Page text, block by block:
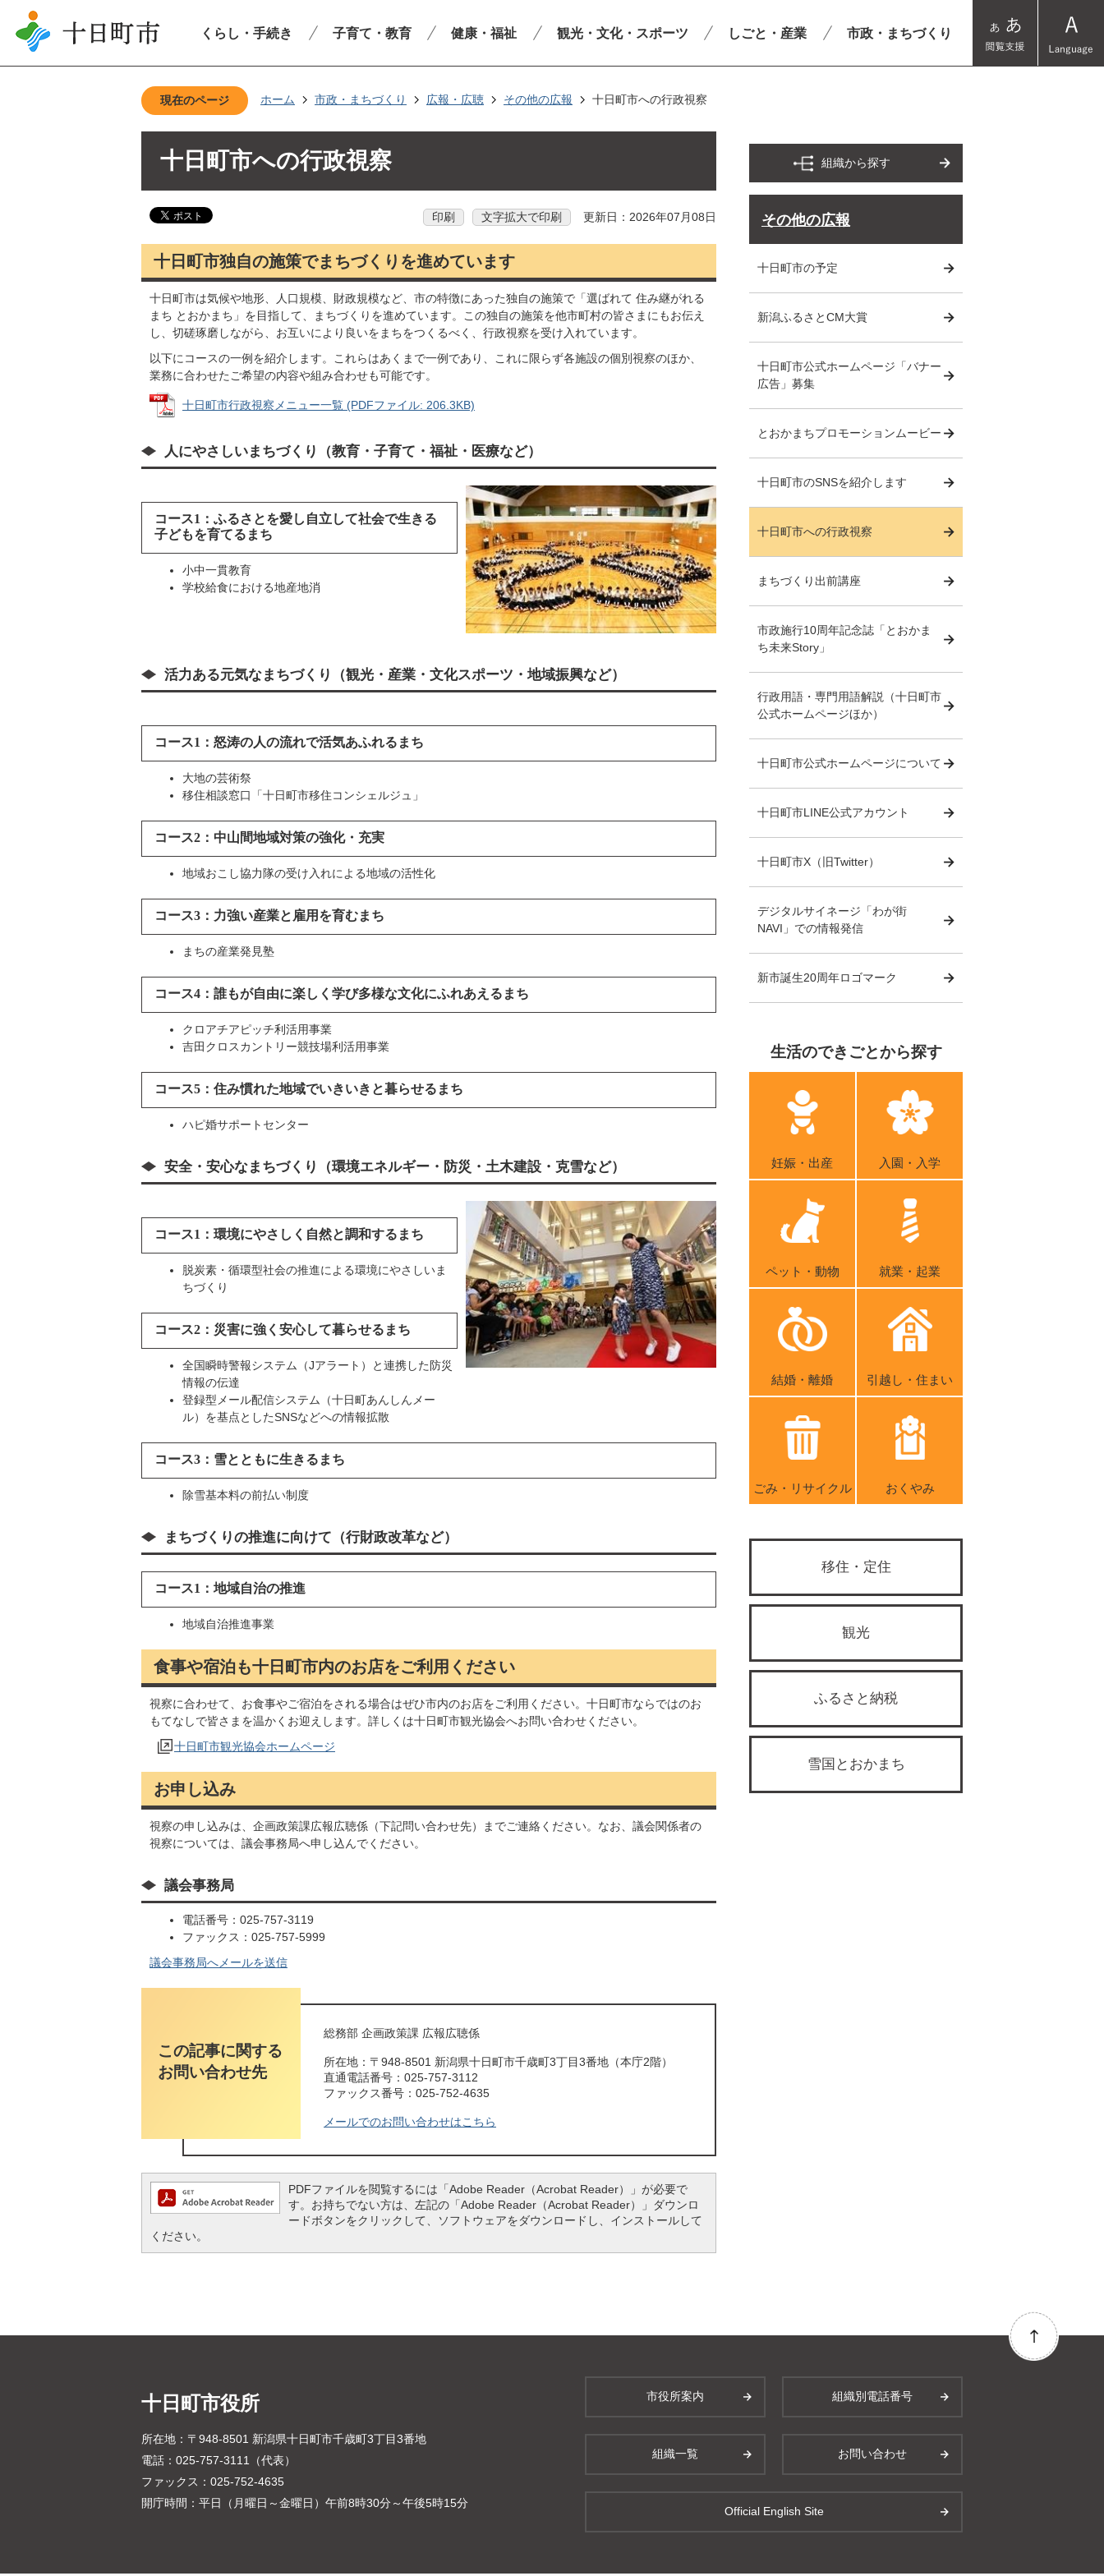
くらし・手続き 子育て・教育 健康・福祉 観光・文化・スポーツ しごと・産業 市政・まちづくり
現在のページ ホーム 市政・まちづくり 広報・広聴 その他の広報 十日町市への行政視察
十日町市への行政視察
印刷 文字拡大で印刷 更新日：2026年07月08日
十日町市独自の施策でまちづくりを進めています
十日町市は気候や地形、人口規模、財政規模など、市の特徴にあった独自の施策で「選ばれて 住み継がれる
まち とおかまち」を目指して、まちづくりを進めています。この独自の施策を他市町村の皆さまにもお伝え
し、切磋琢磨しながら、お互いにより良いをまちをつくるべく、行政視察を受け入れています。
以下にコースの一例を紹介します。これらはあくまで一例であり、これに限らず各施設の個別視察のほか、
業務に合わせたご希望の内容や組み合わせも可能です。
十日町市行政視察メニュー一覧 (PDFファイル: 206.3KB)
人にやさしいまちづくり（教育・子育て・福祉・医療など）
コース1：ふるさとを愛し自立して社会で生きる
子どもを育てるまち
小中一貫教育
学校給食における地産地消
活力ある元気なまちづくり（観光・産業・文化スポーツ・地域振興など）
コース1：怒涛の人の流れで活気あふれるまち
大地の芸術祭
移住相談窓口「十日町市移住コンシェルジュ」
コース2：中山間地域対策の強化・充実
地域おこし協力隊の受け入れによる地域の活性化
コース3：力強い産業と雇用を育むまち
まちの産業発見塾
コース4：誰もが自由に楽しく学び多様な文化にふれあえるまち
クロアチアピッチ利活用事業
吉田クロスカントリー競技場利活用事業
コース5：住み慣れた地域でいきいきと暮らせるまち
ハピ婚サポートセンター
安全・安心なまちづくり（環境エネルギー・防災・土木建設・克雪など）
コース1：環境にやさしく自然と調和するまち
脱炭素・循環型社会の推進による環境にやさしいま
ちづくり
コース2：災害に強く安心して暮らせるまち
全国瞬時警報システム（Jアラート）と連携した防災
情報の伝達
登録型メール配信システム（十日町あんしんメー
ル）を基点としたSNSなどへの情報拡散
コース3：雪とともに生きるまち
除雪基本料の前払い制度
まちづくりの推進に向けて（行財政改革など）
コース1：地域自治の推進
地域自治推進事業
食事や宿泊も十日町市内のお店をご利用ください
視察に合わせて、お食事やご宿泊をされる場合はぜひ市内のお店をご利用ください。十日町市ならではのお
もてなしで皆さまを温かくお迎えします。詳しくは十日町市観光協会へお問い合わせください。
十日町市観光協会ホームページ
お申し込み
視察の申し込みは、企画政策課広報広聴係（下記問い合わせ先）までご連絡ください。なお、議会関係者の
視察については、議会事務局へ申し込んでください。
議会事務局
電話番号：025-757-3119
ファックス：025-757-5999
議会事務局へメールを送信
この記事に関する
お問い合わせ先
総務部 企画政策課 広報広聴係
所在地：〒948-8501 新潟県十日町市千歳町3丁目3番地（本庁2階）
直通電話番号：025-757-3112
ファックス番号：025-752-4635
メールでのお問い合わせはこちら
PDFファイルを閲覧するには「Adobe Reader（Acrobat Reader）」が必要で
す。お持ちでない方は、左記の「Adobe Reader（Acrobat Reader）」ダウンロ
ードボタンをクリックして、ソフトウェアをダウンロードし、インストールして
ください。
組織から探す
その他の広報
十日町市の予定
新潟ふるさとCM大賞
十日町市公式ホームページ「バナー
広告」募集
とおかまちプロモーションムービー
十日町市のSNSを紹介します
十日町市への行政視察
まちづくり出前講座
市政施行10周年記念誌「とおかま
ち未来Story」
行政用語・専門用語解説（十日町市
公式ホームページほか）
十日町市公式ホームページについて
十日町市LINE公式アカウント
十日町市X（旧Twitter）
デジタルサイネージ「わが街
NAVI」での情報発信
新市誕生20周年ロゴマーク
生活のできごとから探す
妊娠・出産 入園・入学
ペット・動物 就業・起業
結婚・離婚 引越し・住まい
ごみ・リサイクル おくやみ
移住・定住
観光
ふるさと納税
雪国とおかまち
十日町市役所
所在地：〒948-8501 新潟県十日町市千歳町3丁目3番地
電話：025-757-3111（代表）
ファックス：025-752-4635
開庁時間：平日（月曜日～金曜日）午前8時30分～午後5時15分
市役所案内 組織別電話番号
組織一覧 お問い合わせ
Official English Site